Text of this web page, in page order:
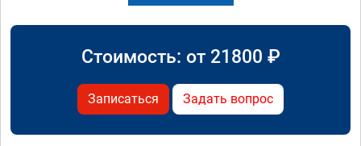
Стоимость: от 21800 ₽
Записаться Задать вопрос